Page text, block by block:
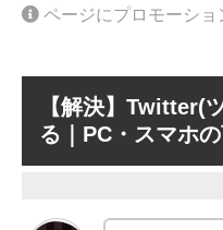
ページにプロモーショ
【解決】Twitter(
る｜PC・スマホ